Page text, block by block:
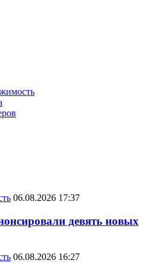
06.08.2026 17:37
девять новых
06.08.2026 16:27